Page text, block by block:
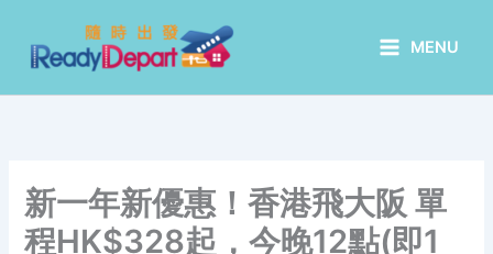
content
MENU
新一年新優惠！香港飛大阪 單
程HK$328起，今晚12點(即1